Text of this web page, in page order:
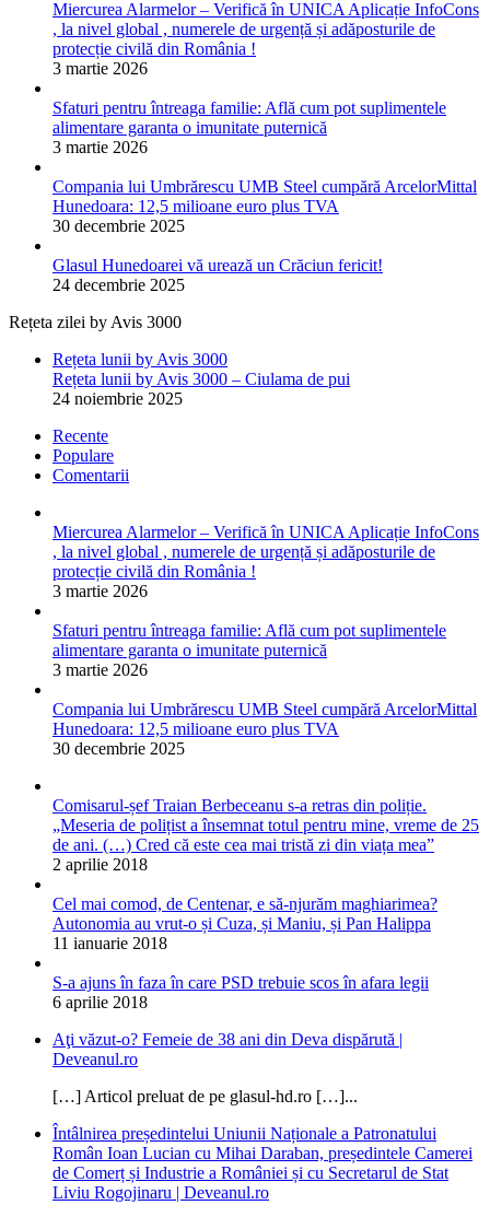
Miercurea Alarmelor – Verifică în UNICA Aplicație InfoCons
, la nivel global , numerele de urgență și adăposturile de
protecție civilă din România !
3 martie 2026
Sfaturi pentru întreaga familie: Află cum pot suplimentele
alimentare garanta o imunitate puternică
3 martie 2026
Compania lui Umbrărescu UMB Steel cumpără ArcelorMittal
Hunedoara: 12,5 milioane euro plus TVA
30 decembrie 2025
Glasul Hunedoarei vă urează un Crăciun fericit!
24 decembrie 2025
Rețeta zilei by Avis 3000
Rețeta lunii by Avis 3000
Rețeta lunii by Avis 3000 – Ciulama de pui
24 noiembrie 2025
Recente
Populare
Comentarii
Miercurea Alarmelor – Verifică în UNICA Aplicație InfoCons
, la nivel global , numerele de urgență și adăposturile de
protecție civilă din România !
3 martie 2026
Sfaturi pentru întreaga familie: Află cum pot suplimentele
alimentare garanta o imunitate puternică
3 martie 2026
Compania lui Umbrărescu UMB Steel cumpără ArcelorMittal
Hunedoara: 12,5 milioane euro plus TVA
30 decembrie 2025
Comisarul-șef Traian Berbeceanu s-a retras din poliție.
„Meseria de polițist a însemnat totul pentru mine, vreme de 25
de ani. (…) Cred că este cea mai tristă zi din viața mea”
2 aprilie 2018
Cel mai comod, de Centenar, e să-njurăm maghiarimea?
Autonomia au vrut-o și Cuza, și Maniu, și Pan Halippa
11 ianuarie 2018
S-a ajuns în faza în care PSD trebuie scos în afara legii
6 aprilie 2018
Aţi văzut-o? Femeie de 38 ani din Deva dispărută |
Deveanul.ro
[…] Articol preluat de pe glasul-hd.ro […]...
Întâlnirea președintelui Uniunii Naționale a Patronatului
Român Ioan Lucian cu Mihai Daraban, președintele Camerei
de Comerț și Industrie a României și cu Secretarul de Stat
Liviu Rogojinaru | Deveanul.ro